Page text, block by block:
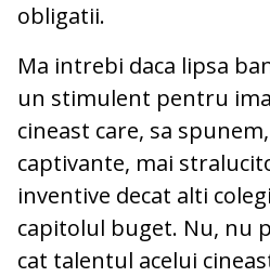
obligatii.
Ma intrebi daca lipsa
un stimulent pentru
cineast care, sa
captivante, mai
inventive decat alti
capitolul buget. Nu, nu
cat talentul acelui